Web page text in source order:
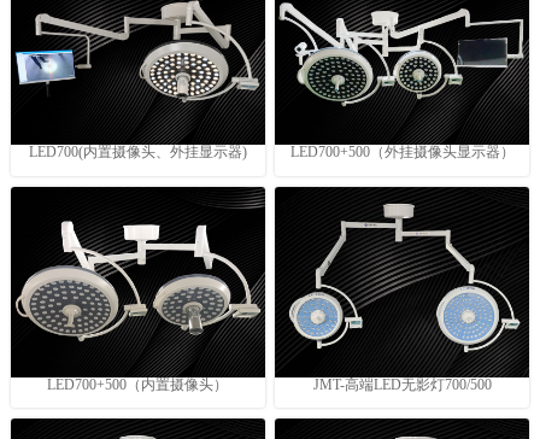
LED700(内置摄像头、外挂显示器) LED700+500（外挂摄像头显示器）
LED700+500（内置摄像头） JMT-高端LED无影灯700/500